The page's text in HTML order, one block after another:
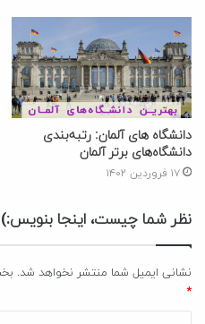
دانشگاه های آلمان: رتبه‌بندی
دانشگاه‌های برتر آلمان
۱۷ فروردین ۱۴۰۲
نظر شما چیست، اینجا بنویس:)
نشانی ایمیل شما منتشر نخواهد شد.
*